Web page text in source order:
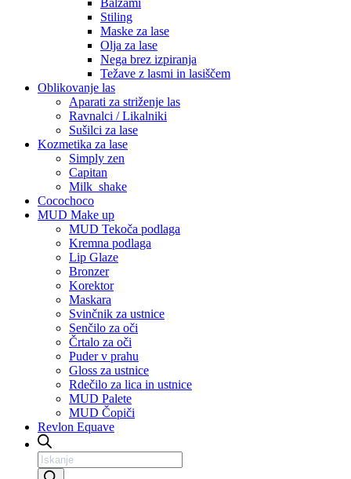
Balzami
Stiling
Maske za lase
Olja za lase
Nega brez izpiranja
Težave z lasmi in lasiščem
Oblikovanje las
Aparati za striženje las
Ravnalci / Likalniki
Sušilci za lase
Kozmetika za lase
Simply zen
Capitan
Milk_shake
Cocochoco
MUD Make up
MUD Tekoča podlaga
Kremna podlaga
Lip Glaze
Bronzer
Korektor
Maskara
Svinčnik za ustnice
Senčilo za oči
Črtalo za oči
Puder v prahu
Gloss za ustnice
Rdečilo za lica in ustnice
MUD Palete
MUD Čopiči
Revlon Equave
Products
search